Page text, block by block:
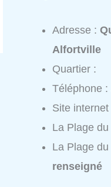
Adresse :
Alfortville
Quartier :
Téléphone :
Site internet
La Plage
La Plage
renseigné